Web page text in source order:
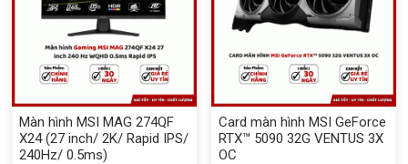
Màn hình MSI MAG 274QF
X24 (27 inch/ 2K/ Rapid IPS/
240Hz/ 0.5ms)
Card màn hình MSI GeForce
RTX™ 5090 32G VENTUS 3X
OC